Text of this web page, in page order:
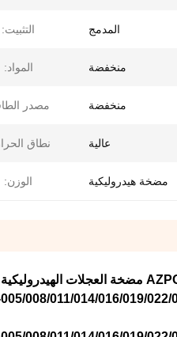
المدمج التثبيت:
منخفضة المواد:
منخفضة مصدر
عالية نطاق
مضخة هيدروليكية الوزن: